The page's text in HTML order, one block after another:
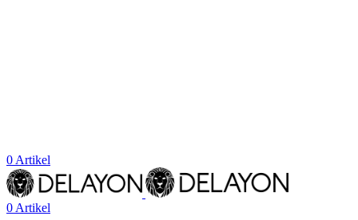
0 Artikel
0 Artikel